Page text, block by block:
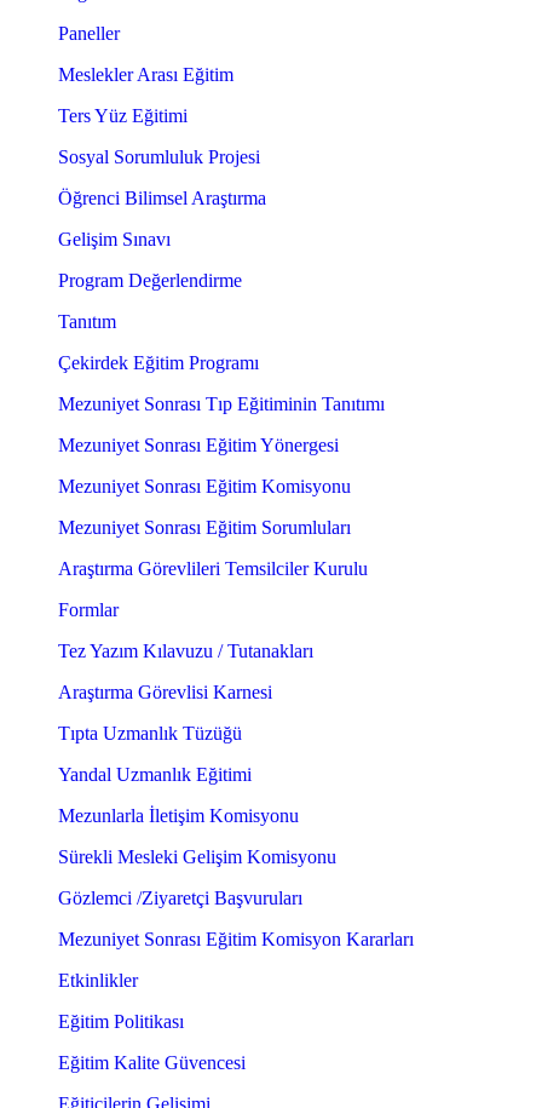
Paneller
Meslekler Arası Eğitim
Ters Yüz Eğitimi
Sosyal Sorumluluk Projesi
Öğrenci Bilimsel Araştırma
Gelişim Sınavı
Program Değerlendirme
Tanıtım
Çekirdek Eğitim Programı
Mezuniyet Sonrası Tıp Eğitiminin Tanıtımı
Mezuniyet Sonrası Eğitim Yönergesi
Mezuniyet Sonrası Eğitim Komisyonu
Mezuniyet Sonrası Eğitim Sorumluları
Araştırma Görevlileri Temsilciler Kurulu
Formlar
Tez Yazım Kılavuzu / Tutanakları
Araştırma Görevlisi Karnesi
Tıpta Uzmanlık Tüzüğü
Yandal Uzmanlık Eğitimi
Mezunlarla İletişim Komisyonu
Sürekli Mesleki Gelişim Komisyonu
Gözlemci /Ziyaretçi Başvuruları
Mezuniyet Sonrası Eğitim Komisyon Kararları
Etkinlikler
Eğitim Politikası
Eğitim Kalite Güvencesi